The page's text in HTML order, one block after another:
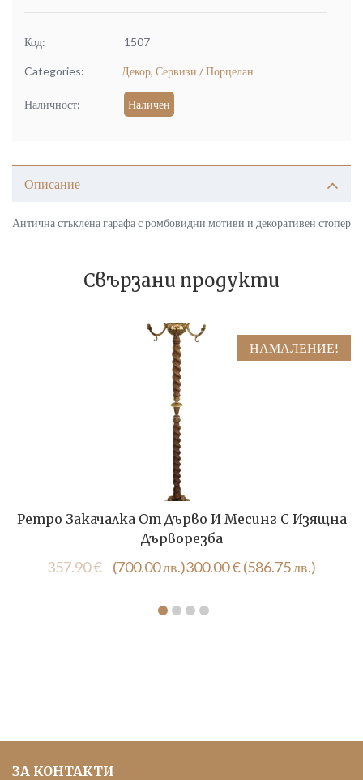
Код: 1507
Categories: Декор, Сервизи / Порцелан
Наличност: Наличен
Описание
Антична стъклена гарафа с ромбовидни мотиви и декоративен стопер
Свързани продукти
НАМАЛЕНИЕ!
Ретро Закачалка От Дърво И Месинг С Изящна
Дърворезба
357.90€ (700.00 лв.)Original
was:
300.00€(586.75 лв.)
Текущата
е:
ЗА КОНТАКТИ